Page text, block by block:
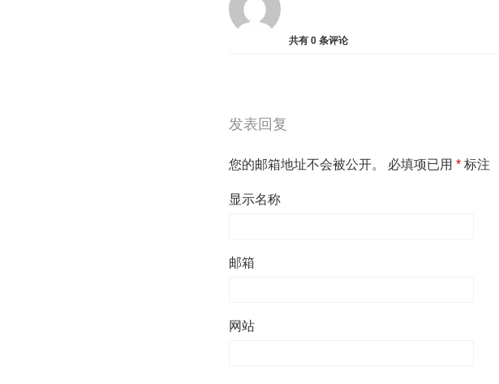
共有 0 条评论
发表回复
您的邮箱地址不会被公开。 必填项已用 * 标注
显示名称
邮箱
网站